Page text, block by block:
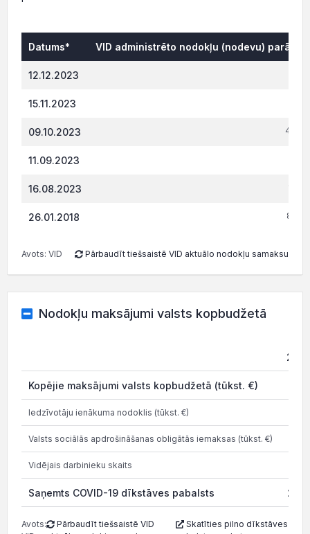
Datums* VID administrēto nodokļu (nodevu) parāds,
12.12.2023
15.11.2023
09.10.2023
11.09.2023
16.08.2023
26.01.2018
Avots: VID Pārbaudīt tiešsaistē VID aktuālo nodokļu samaksu
Nodokļu maksājumi valsts kopbudžetā
2025
Kopējie maksājumi valsts kopbudžetā (tūkst. €)
Iedzīvotāju ienākuma nodoklis (tūkst. €)
Valsts sociālās apdrošināšanas obligātās iemaksas (tūkst. €)
Vidējais darbinieku skaits
Saņemts COVID-19 dīkstāves pabalsts
Avots:
Pārbaudīt tiešsaistē VID
Skatīties pilno dīkstāves